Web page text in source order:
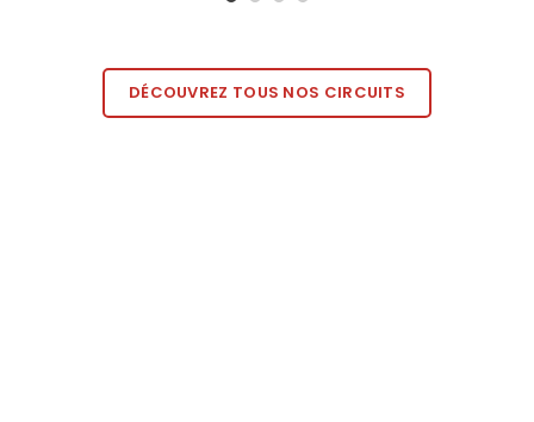
DÉCOUVREZ TOUS NOS CIRCUITS